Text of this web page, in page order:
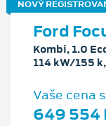
NOVÝ
Ford
Kombi, 1.0
114 kW/155
Vaše cena
649 554